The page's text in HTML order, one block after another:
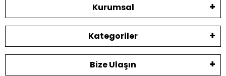
Kurumsal
Kategoriler
Bize Ulaşın